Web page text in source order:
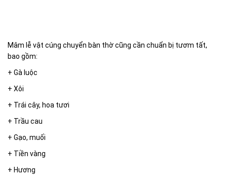
Mâm lễ vật cúng chuyển bàn thờ cũng cần chuẩn bị tươm tất,
bao gồm:
+ Gà luộc
+ Xôi
+ Trái cây, hoa tươi
+ Trầu cau
+ Gạo, muối
+ Tiền vàng
+ Hương